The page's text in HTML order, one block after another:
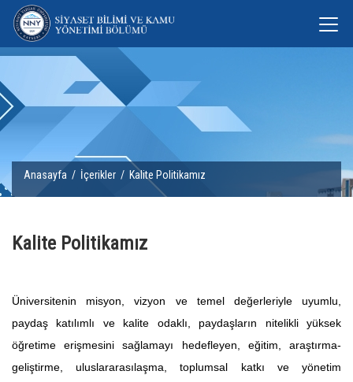
Anasayfa / İçerikler / Kalite Politikamız
Kalite Politikamız
Üniversitenin misyon, vizyon ve temel değerleriyle uyumlu,
paydaş katılımlı ve kalite odaklı, paydaşların nitelikli yüksek
öğretime erişmesini sağlamayı hedefleyen, eğitim, araştırma-
geliştirme, uluslararasılaşma, toplumsal katkı ve yönetim